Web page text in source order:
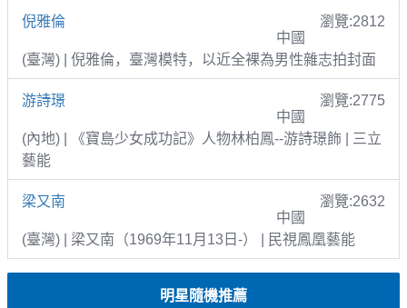
倪雅倫
瀏覽:2812
中國
(臺灣) | 倪雅倫，臺灣模特，以近全裸為男性雜志拍封面
游詩璟
瀏覽:2775
中國
(內地) | 《寶島少女成功記》人物林柏鳳--游詩璟飾 | 三立
藝能
梁又南
瀏覽:2632
中國
(臺灣) | 梁又南（1969年11月13日-） | 民視鳳凰藝能
明星隨機推薦